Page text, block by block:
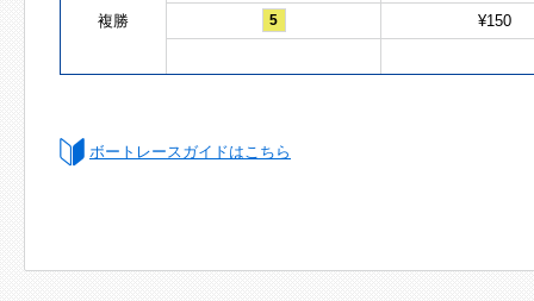
複勝 5 ¥150
ボートレースガイドはこちら